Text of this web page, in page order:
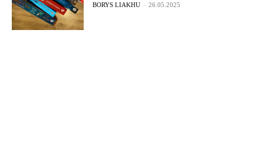
BORYS LIAKHU - 26.05.2025